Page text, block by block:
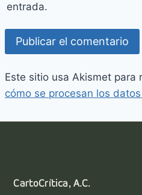
entrada.
Este sitio usa Akismet para
cómo se procesan los
CartoCrítica, A.C.